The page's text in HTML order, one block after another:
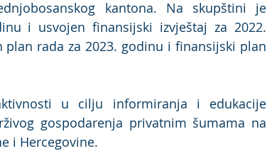
kantona. Na skupštini je
i usvojen finansijski izvještaj za 2022.
rada za 2023. godinu i finansijski plan
u cilju informiranja i edukacije
gospodarenja privatnim šumama na
i Hercegovine.